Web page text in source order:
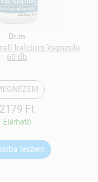
Dr.m
kalcium kapszula
60 db
2179 Ft
Elérhetõ
teszem